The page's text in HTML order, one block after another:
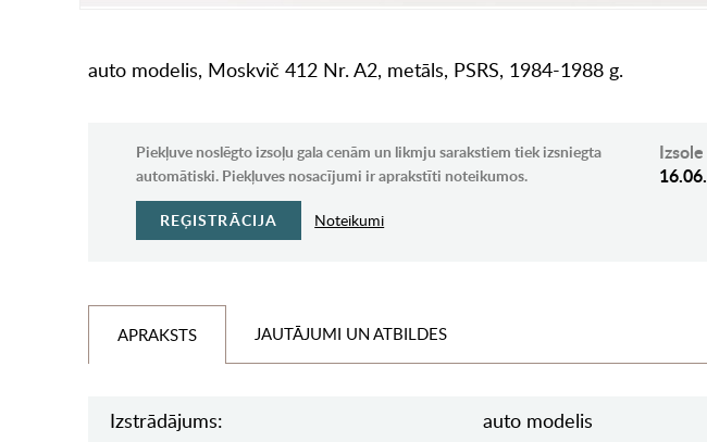
auto modelis, Moskvič 412 Nr. A2, metāls, PSRS, 1984-1988 g.
Piekļuve noslēgto izsoļu gala cenām un likmju sarakstiem tiek izsniegta
automātiski. Piekļuves nosacījumi ir aprakstīti noteikumos.
REĢISTRĀCIJA Noteikumi
APRAKSTS JAUTĀJUMI UN ATBILDES
Izstrādājums:
auto modelis